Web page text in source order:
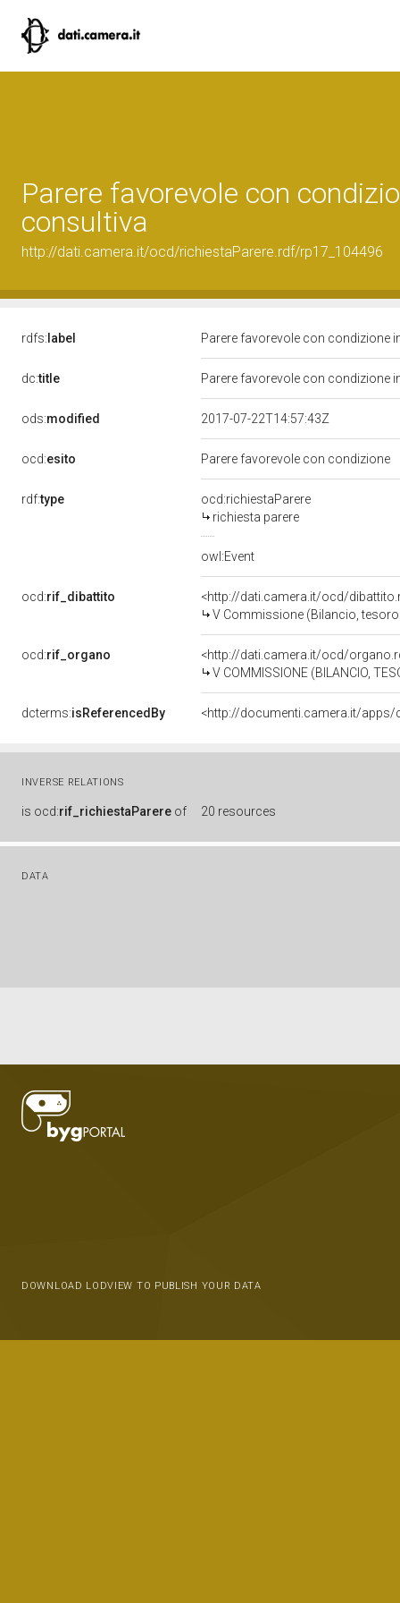
Parere favorevole con
consultiva
http://dati.camera.it/ocd/richiestaParere.rdf/rp17_104496
rdfs: label Parere favorevole con condizione
dc:title Parere favorevole con condizione
ods:modified 2017-07-22T14:57:43Z
ocd:esito Parere favorevole con condizione
rdf:type
ocd:richiestaParere
richiesta parere
owl:Event
ocd:rif_dibattito
<http://dati.camera.it/ocd/
V Commissione (Bilancio,
ocd:rif_organo
<http://dati.camera.it/ocd/
V COMMISSIONE (BILANCIO,
dcterms:isReferencedBy
INVERSE RELATIONS
is ocd:rif_richiestaParere of 20 resources
DATA
DOWNLOAD LODVIEW TO PUBLISH YOUR DATA